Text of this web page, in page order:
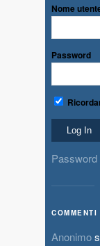
Nome
Password
COMMENTI
Anonimo